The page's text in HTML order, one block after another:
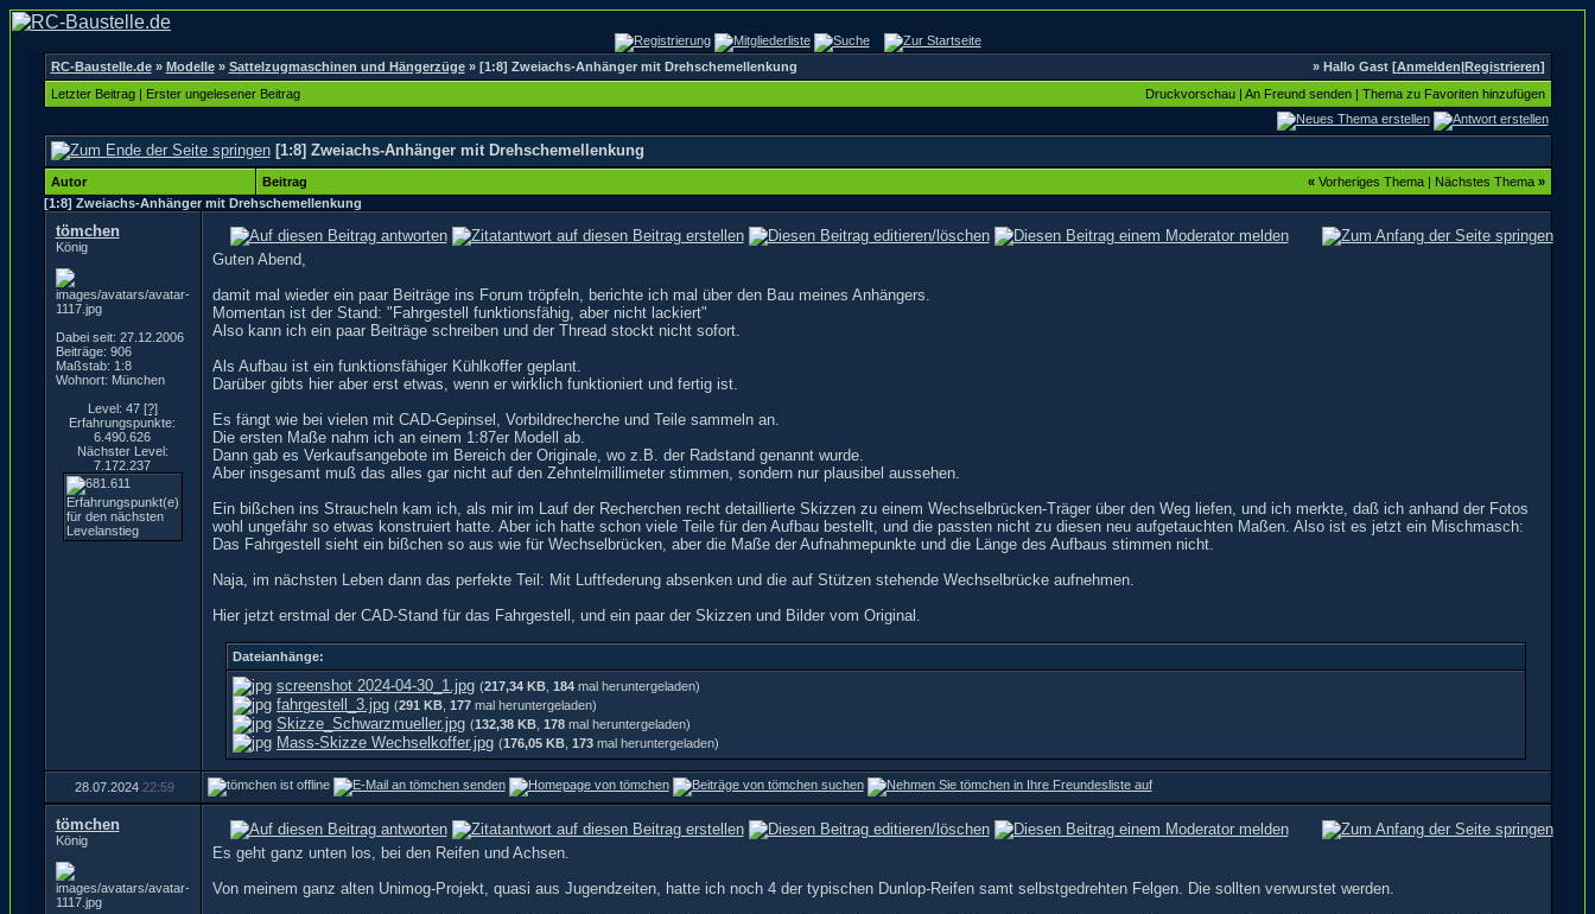
RC-Baustelle.de» Modelle» Sattelzugmaschinen und Hängerzüge» [1:8] Zweiachs-Anhänger mit Drehschemellenkung » Hallo Gast [Anmelden|Registrieren]
Letzter Beitrag| Erster ungelesener Beitrag Druckvorschau| An Freund senden| Thema zu Favoriten hinzufügen
[1:8] Zweiachs-Anhänger mit Drehschemellenkung
Autor Beitrag « Vorheriges Thema| Nächstes Thema »
[1:8] Zweiachs-Anhänger mit Drehschemellenkung
tömchen
König
Dabei seit: 27.12.2006
Beiträge: 906
Maßstab: 1:8
Wohnort: München
Level: 47 [?]
Erfahrungspunkte:
6.490.626
Nächster Level:
7.172.237
Guten Abend,
damit mal wieder ein paar Beiträge ins Forum tröpfeln, berichte ich mal über den Bau meines Anhängers.
Momentan ist der Stand: "Fahrgestell funktionsfähig, aber nicht lackiert"
Also kann ich ein paar Beiträge schreiben und der Thread stockt nicht sofort.
Als Aufbau ist ein funktionsfähiger Kühlkoffer geplant.
Darüber gibts hier aber erst etwas, wenn er wirklich funktioniert und fertig ist.
Es fängt wie bei vielen mit CAD-Gepinsel, Vorbildrecherche und Teile sammeln an.
Die ersten Maße nahm ich an einem 1:87er Modell ab.
Dann gab es Verkaufsangebote im Bereich der Originale, wo z.B. der Radstand genannt wurde.
Aber insgesamt muß das alles gar nicht auf den Zehntelmillimeter stimmen, sondern nur plausibel aussehen.
Ein bißchen ins Straucheln kam ich, als mir im Lauf der Recherchen recht detaillierte Skizzen zu einem Wechselbrücken-Träger über den Weg liefen, und ich merkte, daß ich anhand der Fotos
wohl ungefähr so etwas konstruiert hatte. Aber ich hatte schon viele Teile für den Aufbau bestellt, und die passten nicht zu diesen neu aufgetauchten Maßen. Also ist es jetzt ein Mischmasch:
Das Fahrgestell sieht ein bißchen so aus wie für Wechselbrücken, aber die Maße der Aufnahmepunkte und die Länge des Aufbaus stimmen nicht.
Naja, im nächsten Leben dann das perfekte Teil: Mit Luftfederung absenken und die auf Stützen stehende Wechselbrücke aufnehmen.
Hier jetzt erstmal der CAD-Stand für das Fahrgestell, und ein paar der Skizzen und Bilder vom Original.
Dateianhänge:
screenshot 2024-04-30_1.jpg (217,34 KB 184 mal heruntergeladen)
fahrgestell_3.jpg (291 KB 177 mal heruntergeladen)
Skizze_Schwarzmueller.jpg (132,38 KB 178 mal heruntergeladen)
Mass-Skizze Wechselkoffer.jpg (176,05 KB 173 mal heruntergeladen)
28.07.2024 22:59
tömchen
König
Es geht ganz unten los, bei den Reifen und Achsen.
Von meinem ganz alten Unimog-Projekt, quasi aus Jugendzeiten, hatte ich noch 4 der typischen Dunlop-Reifen samt selbstgedrehten Felgen. Die sollten verwurstet werden.